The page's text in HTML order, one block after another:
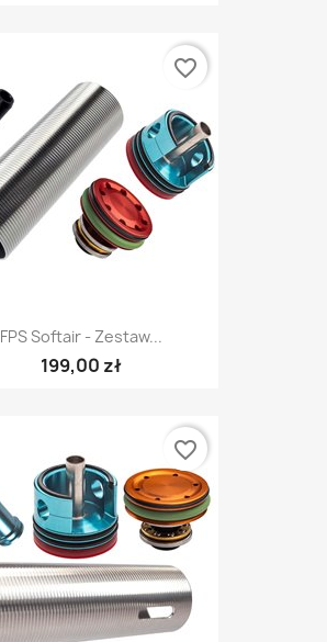
FPS Softair - Zestaw...
199,00 zł
favorite_border
favorite_border